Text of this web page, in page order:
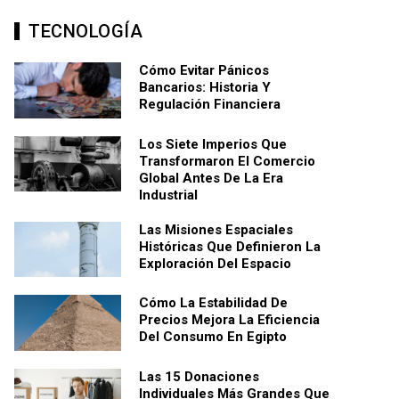
TECNOLOGÍA
Cómo Evitar Pánicos
Bancarios: Historia Y
Regulación Financiera
Los Siete Imperios Que
Transformaron El Comercio
Global Antes De La Era
Industrial
Las Misiones Espaciales
Históricas Que Definieron La
Exploración Del Espacio
Cómo La Estabilidad De
Precios Mejora La Eficiencia
Del Consumo En Egipto
Las 15 Donaciones
Individuales Más Grandes Que